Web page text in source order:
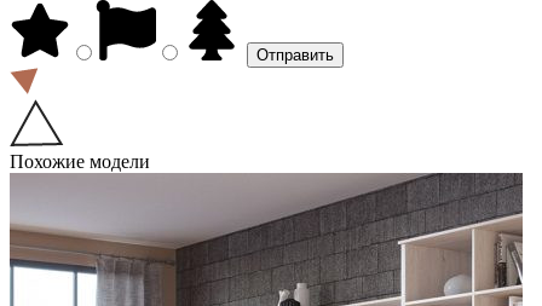
Похожие модели